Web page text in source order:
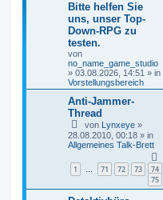
Bitte helfen Sie
uns, unser Top-
Down-RPG zu
testen.
von
no_name_game_studio
» 03.08.2026, 14:51 » in
Vorstellungsbereich
Anti-Jammer-
Thread
von Lynxeye »
28.08.2010, 00:18 » in
Allgemeines Talk-Brett
1 … 71 72 73
74
75